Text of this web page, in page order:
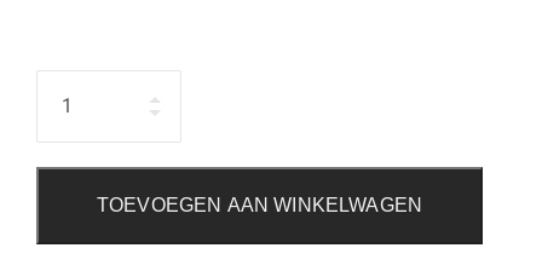
TOEVOEGEN AAN WINKELWAGEN